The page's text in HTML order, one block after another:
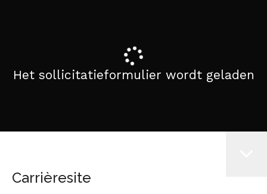
Het sollicitatieformulier wordt geladen
Carrièresite